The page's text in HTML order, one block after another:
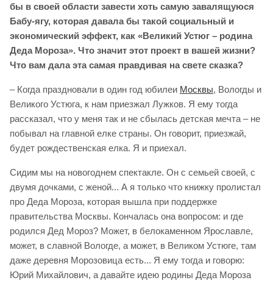
бы в своей области завести хоть самую завалящуюся
Бабу-ягу, которая давала бы такой социальный и
экономический эффект, как «Великий Устюг – родина
Деда Мороза». Что значит этот проект в вашей жизни?
Что вам дала эта самая правдивая на свете сказка?
– Когда праздновали в один год юбилеи Москвы, Вологды и
Великого Устюга, к нам приезжал Лужков. Я ему тогда
рассказал, что у меня так и не сбылась детская мечта – не
побывал на главной елке страны. Он говорит, приезжай,
будет рождественская елка. Я и приехал.
Сидим мы на новогоднем спектакле. Он с семьей своей, с
двумя дочками, с женой... А я только что книжку пролистал
про Деда Мороза, которая вышла при поддержке
правительства Москвы. Кончалась она вопросом: и где
родился Дед Мороз? Может, в белокаменном Ярославле,
может, в славной Вологде, а может, в Великом Устюге, там
даже деревня Морозовица есть... Я ему тогда и говорю:
Юрий Михайлович, а давайте идею родины Деда Мороза